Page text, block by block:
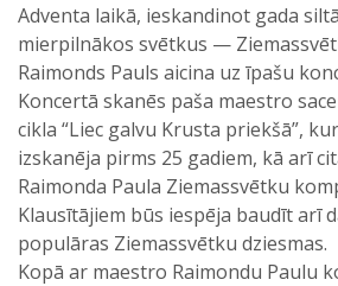
Adventa laikā, ieskandinot gada
mierpilnākos svētkus —
Raimonds Pauls aicina uz īpašu
Koncertā skanēs paša maestro
cikla “Liec galvu Krusta priekšā”,
izskanēja pirms 25 gadiem, kā arī
Raimonda Paula Ziemassvētku
Klausītājiem būs iespēja baudīt arī
populāras Ziemassvētku dziesmas.
Kopā ar maestro Raimondu Paulu